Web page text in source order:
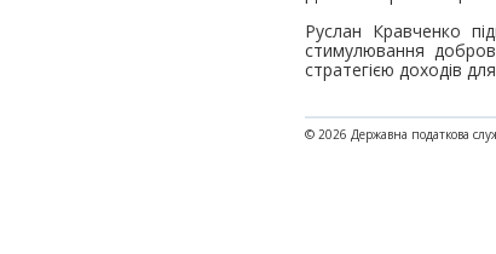
Руслан Кравченко
стимулювання
стратегією доходів
© 2026 Державна податкова